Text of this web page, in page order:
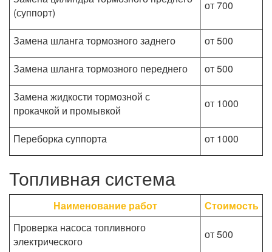
(суппорт)
от 700
Замена шланга тормозного заднего
от 500
Замена шланга тормозного переднего
от 500
Замена жидкости тормозной с
прокачкой и промывкой
от 1000
Переборка суппорта от 1000
Топливная система
Наименование работ
Стоимость
Проверка насоса топливного
электрического
от 500